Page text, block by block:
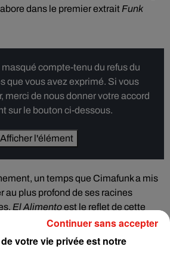
dans le premier extrait Funk
compte-tenu du refus du
que vous avez exprimé. Si vous
merci de nous donner votre accord
sur le bouton ci-dessous.
Afficher l'élément
un temps que Cimafunk a mis
au plus profond de ses racines
El Alimentoest le reflet de cette
le 10 novembre au New Morning à
votre vie privée est notre
Continuer sans accepter